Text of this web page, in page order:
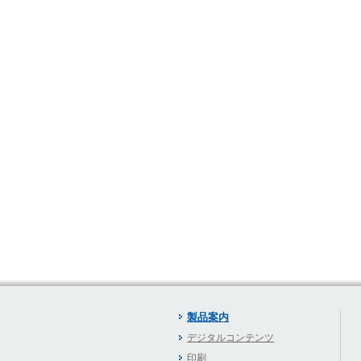
製品案内
デジタルコンテンツ
印刷